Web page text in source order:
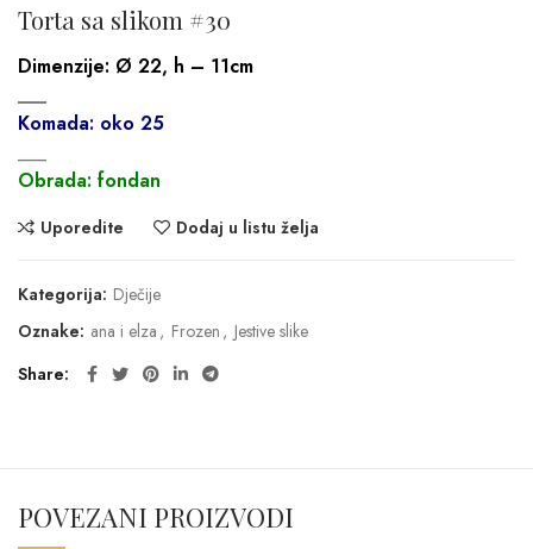
Torta sa slikom #30
Dimenzije: Ø 22, h – 11cm
___
Komada: oko 25
Obrada: fondan
Uporedite Dodaj u listu želja
Kategorija: Dječije
Oznake: ana i elza , Frozen , Jestive slike
Share
POVEZANI PROIZVODI